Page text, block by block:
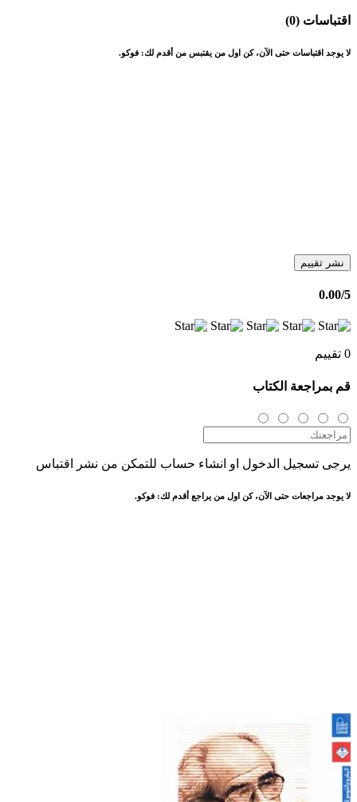
اقتباسات (0)
لا يوجد اقتباسات حتى الآن، كن اول من يقتبس من أقدم لك: فوكو.
نشر تقييم
0.00/5
0 تقييم
قم بمراجعة الكتاب
يرجى تسجيل الدخول او انشاء حساب للتمكن من نشر اقتباس
لا يوجد مراجعات حتى الآن، كن اول من يراجع أقدم لك: فوكو.